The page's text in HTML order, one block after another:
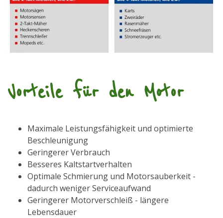
Vorteile für den Motor
Maximale Leistungsfähigkeit und optimierte
Beschleunigung
Geringerer Verbrauch
Besseres Kaltstartverhalten
Optimale Schmierung und Motorsauberkeit -
dadurch weniger Serviceaufwand
Geringerer Motorverschleiß - längere
Lebensdauer